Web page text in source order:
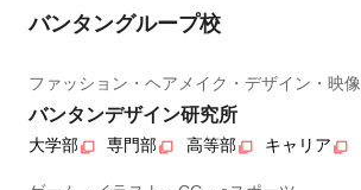
バンタングループ校
ファッション・ヘアメイク・デザイン・映像
バンタンデザイン研究所
大学部 専門部 高等部 キャリア